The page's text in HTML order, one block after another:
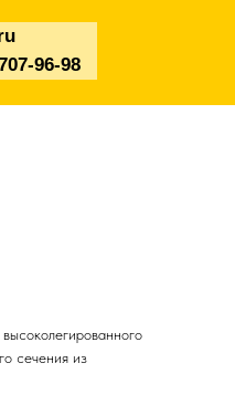
96-98
сечения из